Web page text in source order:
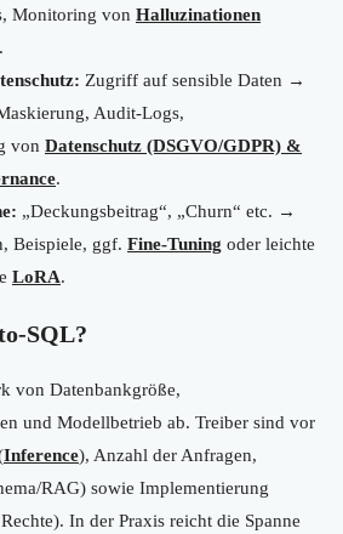
Monitoring von Halluzinationen
.
Zugriff auf sensible Daten →
Audit-Logs,
von Datenschutz (DSGVO/GDPR) &
.
„Deckungsbeitrag“, „Churn“ etc. →
Beispiele, ggf. Fine-Tuning oder leichte
LoRA.
SQL?
von Datenbankgröße,
und Modellbetrieb ab. Treiber sind vor
Inference), Anzahl der Anfragen,
RAG) sowie Implementierung
In der Praxis reicht die Spanne